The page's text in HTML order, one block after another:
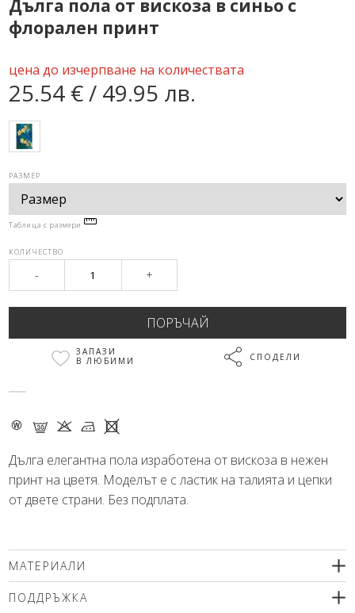
Дълга пола от вискоза в синьо с
флорален принт
цена до изчерпване на количествата
25.54 € / 49.95 лв.
РАЗМЕР
Таблица с размери
КОЛИЧЕСТВО
- +
ЗАПАЗИ
В ЛЮБИМИ
СПОДЕЛИ
- G K M X
Дълга елегантна пола изработена от вискоза в нежен
принт на цветя. Моделът е с ластик на талията и цепки
от двете страни. Без подплата.
МАТЕРИАЛИ
ПОДДРЪЖКА